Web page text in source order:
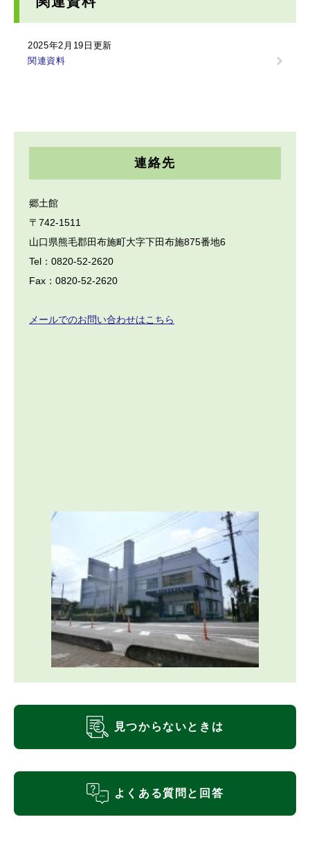
2025年2月19日更新
関連資料
連絡先
郷土館
〒742-1511
山口県熊毛郡田布施町大字下田布施875番地6
Tel：0820-52-2620
Fax：0820-52-2620
メールでのお問い合わせはこちら
見つからないときは
よくある質問と回答